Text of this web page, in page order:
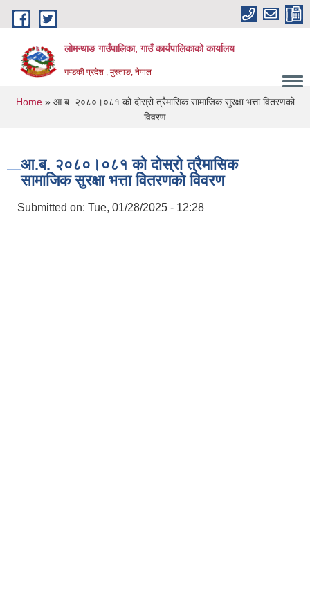
Skip to main content
लोमन्थाङ गाउँपालिका, गाउँ कार्यपालिकाको कार्यालय
गण्डकी प्रदेश , मुस्ताङ, नेपाल
You are here
Home» आ.ब. २०८०।०८१ को दोस्रो त्रैमासिक सामाजिक सुरक्षा भत्ता वितरणको
विवरण
आ.ब. २०८०।०८१ को दोस्रो त्रैमासिक
सामाजिक सुरक्षा भत्ता वितरणको विवरण
Submitted on: Tue, 01/28/2025 - 12:28